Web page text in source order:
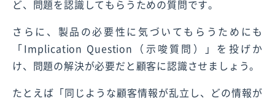
ど、問題を認識してもらうための質問です。
さらに、製品の必要性に気づいてもらうためにも
「Implication Question（示唆質問）」を投げか
け、問題の解決が必要だと顧客に認識させましょう。
たとえば「同じような顧客情報が乱立し、どの情報が